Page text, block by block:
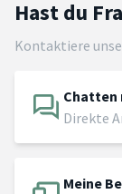
Hast du
Kontaktiere
Chatten
Direkte
Meine